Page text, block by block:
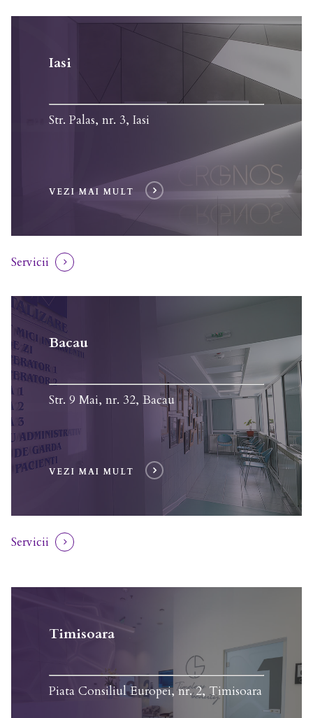
Iasi
Str. Palas, nr. 3, Iasi
VEZI MAI MULT
Servicii
Bacau
Str. 9 Mai, nr. 32, Bacau
VEZI MAI MULT
Servicii
Timisoara
Piata Consiliul Europei, nr. 2, Timisoara